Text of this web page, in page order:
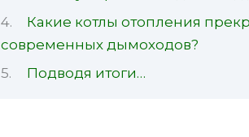
Какие котлы отопления
современных дымоходов?
Подводя итоги…